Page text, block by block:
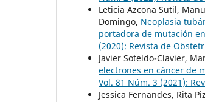
Leticia Azcona Sutil,
Domingo, Neoplasia
portadora de mutación
(2020): Revista de
Javier Soteldo-Clavier,
electrones en cáncer de
Vol. 81 Núm. 3 (2021):
Jessica Fernandes, Rita